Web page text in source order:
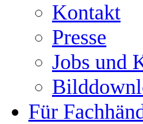
Kontakt
Presse
Jobs und
Für